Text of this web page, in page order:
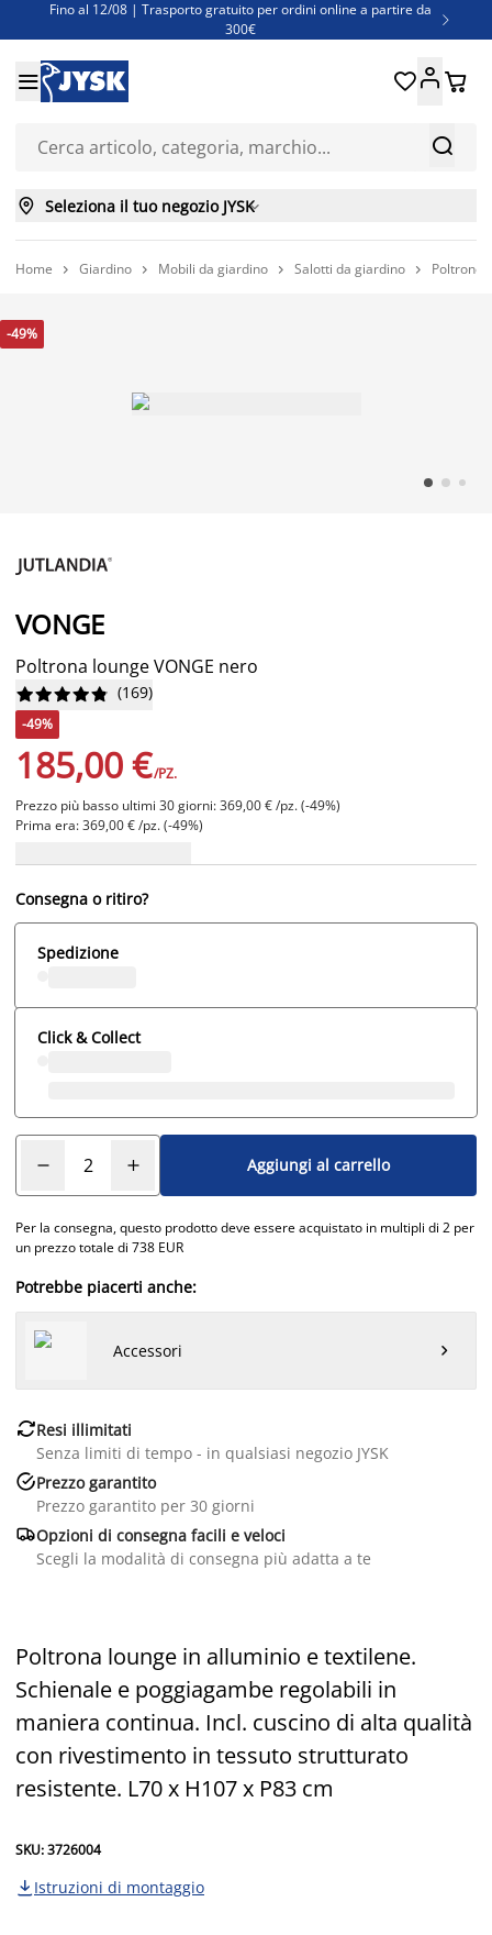
Fino al 12/08 | Trasporto gratuito per ordini online a partire da
300€

Super offerte d'estate | Oltre 1.500 articoli fino al 70%
Finanziamenti - Scegli il piano di rimborso più adatto a te


 
 Seleziona il tuo negozio JYSK
Home  Giardino  Mobili da giardino  Salotti da giardino  Poltrone
-49%
VONGE
Poltrona lounge VONGE nero





 (169)
-49%
185,00 €/PZ.
Prezzo più basso ultimi 30 giorni: 369,00 € /pz. (-49%)
Prima era: 369,00 € /pz. (-49%)
Consegna o ritiro?
Spedizione
Click & Collect
Aggiungi al carrello
Per la consegna, questo prodotto deve essere acquistato in multipli di 2 per
un prezzo totale di 738 EUR
Potrebbe piacerti anche:
Accessori 
Resi illimitati
Senza limiti di tempo - in qualsiasi negozio JYSK
Prezzo garantito
Prezzo garantito per 30 giorni
Opzioni di consegna facili e veloci
Scegli la modalità di consegna più adatta a te
Poltrona lounge in alluminio e textilene.
Schienale e poggiagambe regolabili in
maniera continua. Incl. cuscino di alta qualità
con rivestimento in tessuto strutturato
resistente. L70 x H107 x P83 cm
SKU: 3726004
 Istruzioni di montaggio